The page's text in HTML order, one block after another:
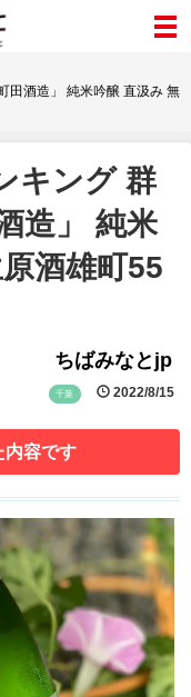
田酒造」 純米吟醸 直汲み 無
キング 群
造」 純米
酒雄町55
ちばみなとjp
千葉 2022/8/15
内容です